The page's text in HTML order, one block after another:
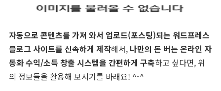
자동으로 콘텐츠를 가져 와서 업로드(포스팅)되는 워드프레스
블로그 사이트를 신속하게 제작해서, 나만의 돈 버는 온라인 자
동화 수익/소득 창출 시스템을 간편하게 구축하고 싶다면, 위
의 정보들을 활용해 보시기를 바래요! ^-^